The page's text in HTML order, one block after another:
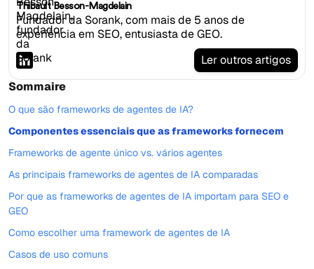
Thibault Besson-Magdelain
Fundador da Sorank, com mais de 5 anos de
experiência em SEO, entusiasta de GEO.
Ler outros artigos
Sommaire
O que são frameworks de agentes de IA?
Componentes essenciais que as frameworks fornecem
Frameworks de agente único vs. vários agentes
As principais frameworks de agentes de IA comparadas
Por que as frameworks de agentes de IA importam para SEO e
GEO
Como escolher uma framework de agentes de IA
Casos de uso comuns